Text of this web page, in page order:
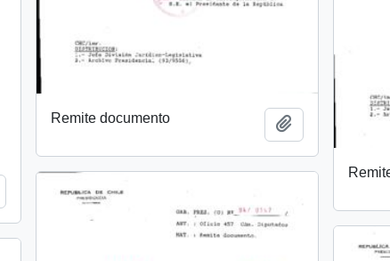
Remite documento Añadir al
Añadir al portapapeles